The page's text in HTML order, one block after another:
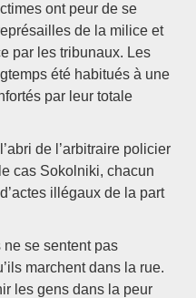
ont peur de se
de la milice et
par les tribunaux. Les
été habitués à une
par leur totale
de l’arbitraire policier
cas Sokolniki, chacun
illégaux de la part
se sentent pas
marchent dans la rue.
les gens dans la peur